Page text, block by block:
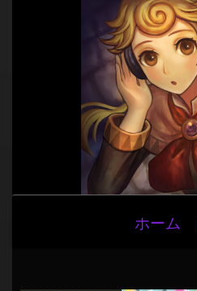
ホーム